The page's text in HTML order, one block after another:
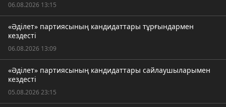
06.08.2026 13:15
«Әділет» партиясының кандидаттары тұрғындармен
кездесті
06.08.2026 13:09
«Әділет» партиясының кандидаттары сайлаушыларымен
кездесті
05.08.2026 23:15